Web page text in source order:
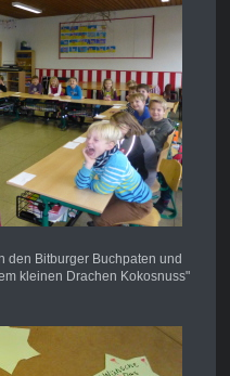
den Bitburger Buchpaten und
kleinen Drachen Kokosnuss"